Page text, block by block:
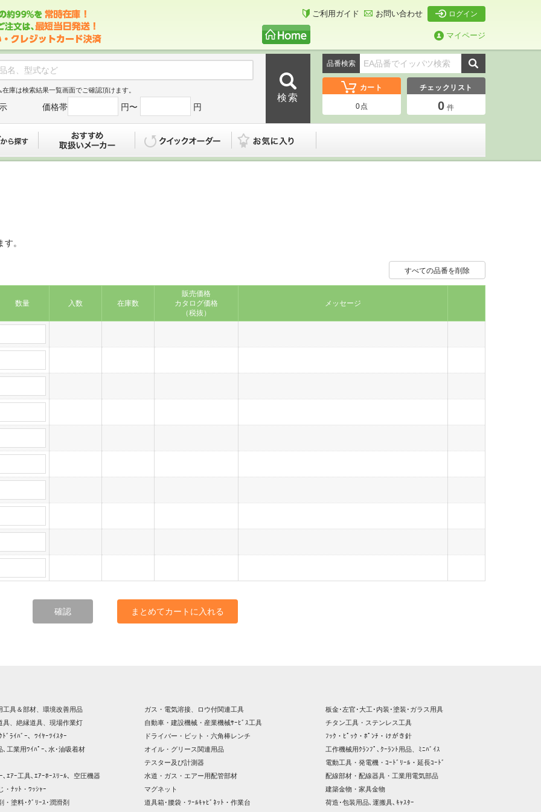
ご利用ガイド お問い合わせ ログイン
マイページ
庫は検索結果一覧画面でご確認頂けます。
価格帯 円〜 円
品番検索
カート
0点
チェックリスト
0 件
。
すべての品番を削除
数量 入数 在庫数
販売価格
カタログ価格
（税抜）
メッセージ
確認 まとめてカートに入れる
工具＆部材、環境改善用品 ガス・電気溶接、ロウ付関連工具
板金･左官･大工･内装･塗装･ガラス用具
具、絶縁道具、現場作業灯 自動車・建設機械・産業機械ｻｰﾋﾞｽ工具
チタン工具・ステンレス工具
ﾄﾞﾗｲﾊﾞｰ、ﾜｲﾔｰﾂｲｽﾀｰ ドライバー・ビット・六角棒レンチ
ﾌｯｸ・ﾋﾟｯｸ・ﾎﾟﾝﾁ・けがき針
､工業用ﾜｲﾊﾟｰ､水･油吸着材 オイル・グリース関連用品
工作機械用ｸﾗﾝﾌﾟ､ｸｰﾗﾝﾄ用品、ﾐﾆﾊﾞｲｽ
テスター及び計測器
電動工具・発電機・ｺｰﾄﾞﾘｰﾙ・延長ｺｰﾄﾞ
､ｴｱｰ工具､ｴｱｰﾎｰｽﾘｰﾙ、空圧機器 水道・ガス・エアー用配管部材
配線部材・配線器具・工業用電気部品
・ﾅｯﾄ・ﾜｯｼｬｰ マグネット
建築金物・家具金物
・塗料･ｸﾞﾘｰｽ･潤滑剤 道具箱･腰袋・ﾂｰﾙｷｬﾋﾞﾈｯﾄ・作業台 荷造･包装用品､運搬具､ｷｬｽﾀｰ